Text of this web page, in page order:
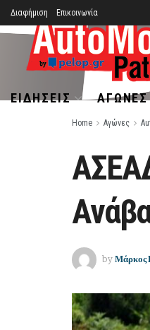
Διαφήμιση Επικοινωνία
ΕΙΔΉΣΕΙΣ ΑΓΏΝΕΣ
Home Αγώνες
by Μάρκος